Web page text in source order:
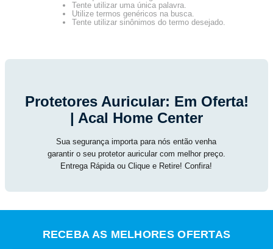
Tente utilizar uma única palavra.
Utilize termos genéricos na busca.
Tente utilizar sinônimos do termo desejado.
Protetores Auricular: Em Oferta!
| Acal Home Center
Sua segurança importa para nós então venha
garantir o seu protetor auricular com melhor preço.
Entrega Rápida ou Clique e Retire! Confira!
RECEBA AS MELHORES OFERTAS